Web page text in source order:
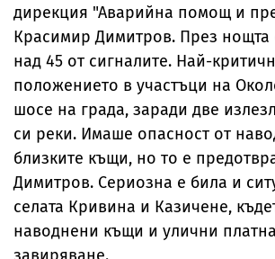
дирекция "Аварийна помощ и
Красимир Димитров. През нощта
над 45 от сигналите. Най-
положението в участъци на
шосе на града, заради две
си реки. Имаше опасност от
близките къщи, но то е
Димитров. Сериозна е била и
селата Кривина и Казичене,
наводнени къщи и улични